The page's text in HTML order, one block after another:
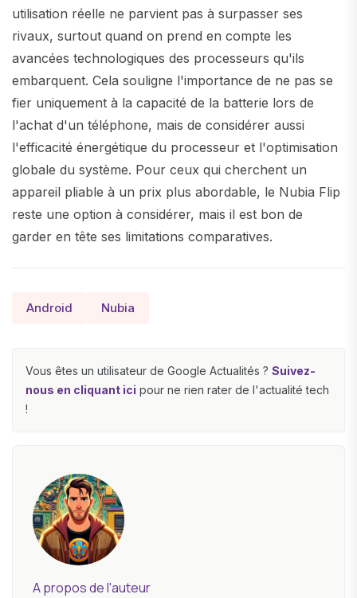
utilisation réelle ne parvient pas à surpasser ses
rivaux, surtout quand on prend en compte les
avancées technologiques des processeurs qu'ils
embarquent. Cela souligne l'importance de ne pas se
fier uniquement à la capacité de la batterie lors de
l'achat d'un téléphone, mais de considérer aussi
l'efficacité énergétique du processeur et l'optimisation
globale du système. Pour ceux qui cherchent un
appareil pliable à un prix plus abordable, le Nubia Flip
reste une option à considérer, mais il est bon de
garder en tête ses limitations comparatives.
Android Nubia
Vous êtes un utilisateur de Google Actualités ? Suivez-
nous en cliquant ici pour ne rien rater de l'actualité tech
!
A propos de l'auteur